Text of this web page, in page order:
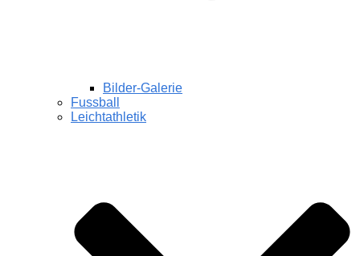
Bilder-Galerie
Fussball
Leichtathletik